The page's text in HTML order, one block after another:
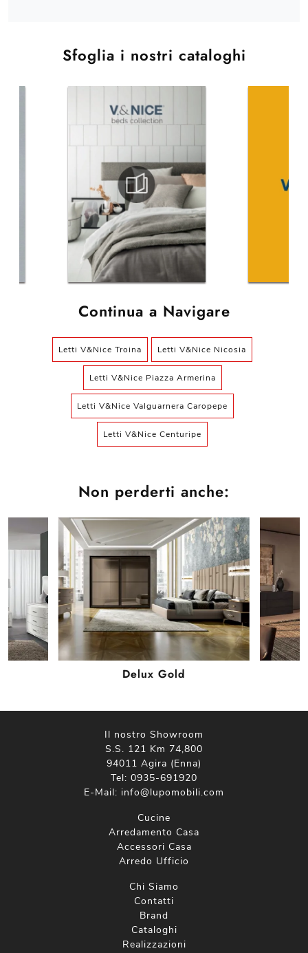
Sfoglia i nostri cataloghi
Continua a Navigare
Letti V&Nice Troina Letti V&Nice Nicosia
Letti V&Nice Piazza Armerina
Letti V&Nice Valguarnera Caropepe
Letti V&Nice Centuripe
Non perderti anche:
Delux Gold
Il nostro Showroom
S.S. 121 Km 74,800
94011 Agira (Enna)
Tel: 0935-691920
E-Mail: info@lupomobili.com
Cucine
Arredamento Casa
Accessori Casa
Arredo Ufficio
Chi Siamo
Contatti
Brand
Cataloghi
Realizzazioni